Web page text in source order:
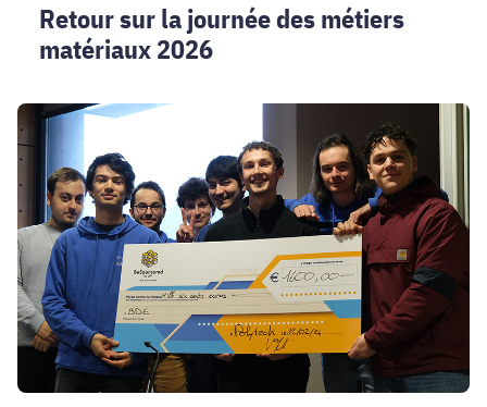
Retour sur la journée des métiers
matériaux 2026
Projets
étudiants
et
associations
soutenus
grâce
au
programme
BeSponsored
by